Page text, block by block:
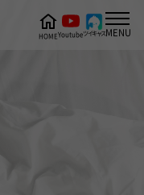
HOMEYoutubeツイキャスMENU